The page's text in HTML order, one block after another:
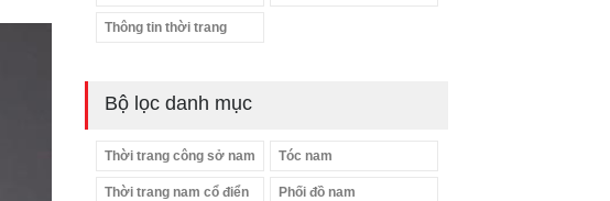
Thông tin thời trang
Bộ lọc danh mục
Thời trang công sở nam Tóc nam
Thời trang nam cổ điển Phối đồ nam